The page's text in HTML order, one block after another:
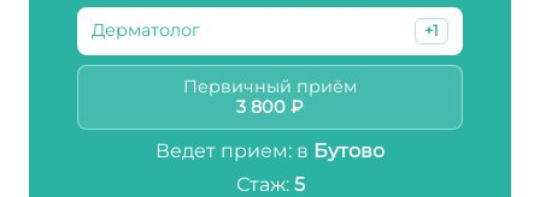
Дерматолог +1
Первичный приём
3 800 ₽
Ведет прием: в Бутово
Стаж: 5